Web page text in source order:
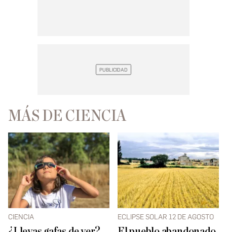
MÁS DE CIENCIA
CIENCIA ECLIPSE SOLAR 12 DE AGOSTO